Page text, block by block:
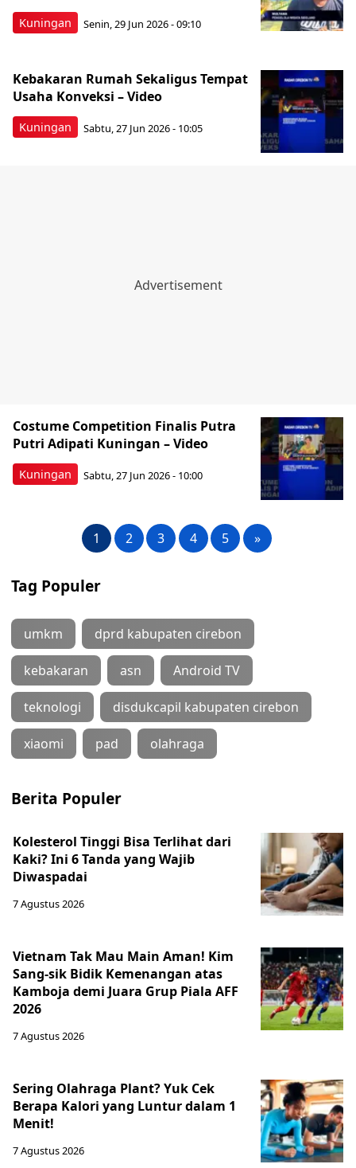
Kuningan Senin, 29 Jun 2026 - 09:10
Kuningan
Kebakaran Rumah Sekaligus Tempat
Usaha Konveksi – Video
Sabtu, 27 Jun 2026 - 10:05
Kuningan
Costume Competition Finalis Putra
Putri Adipati Kuningan – Video
Sabtu, 27 Jun 2026 - 10:00
1 2 3 4 5 »
Tag Populer
umkm dprd kabupaten cirebon
kebakaran asn Android TV
teknologi disdukcapil kabupaten cirebon
xiaomi pad olahraga
Berita Populer
Kolesterol Tinggi Bisa Terlihat dari
Kaki? Ini 6 Tanda yang Wajib
Diwaspadai
7 Agustus 2026
Vietnam Tak Mau Main Aman! Kim
Sang-sik Bidik Kemenangan atas
Kamboja demi Juara Grup Piala AFF
2026
7 Agustus 2026
Sering Olahraga Plant? Yuk Cek
Berapa Kalori yang Luntur dalam 1
Menit!
7 Agustus 2026